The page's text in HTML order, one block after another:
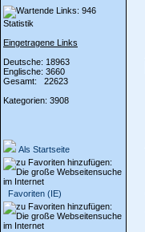
Statistik
Eingetragene Links
Deutsche: 18963
Englische: 3660
Gesamt: 22623
Kategorien: 3908
Als Startseite
Favoriten (IE)